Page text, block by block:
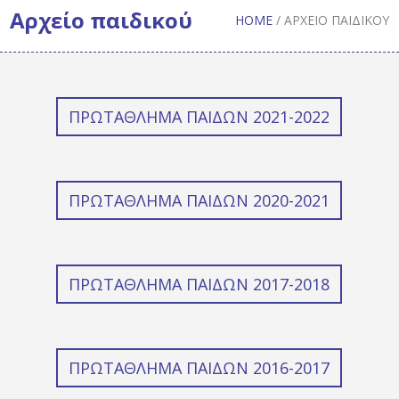
Αρχείο παιδικού HOME / ΑΡΧΕΊΟ ΠΑΙΔΙΚΟΎ
ΠΡΩΤΆΘΛΗΜΑ ΠΑΊΔΩΝ 2021-2022
ΠΡΩΤΆΘΛΗΜΑ ΠΑΊΔΩΝ 2020-2021
ΠΡΩΤΆΘΛΗΜΑ ΠΑΊΔΩΝ 2017-2018
ΠΡΩΤΆΘΛΗΜΑ ΠΑΊΔΩΝ 2016-2017